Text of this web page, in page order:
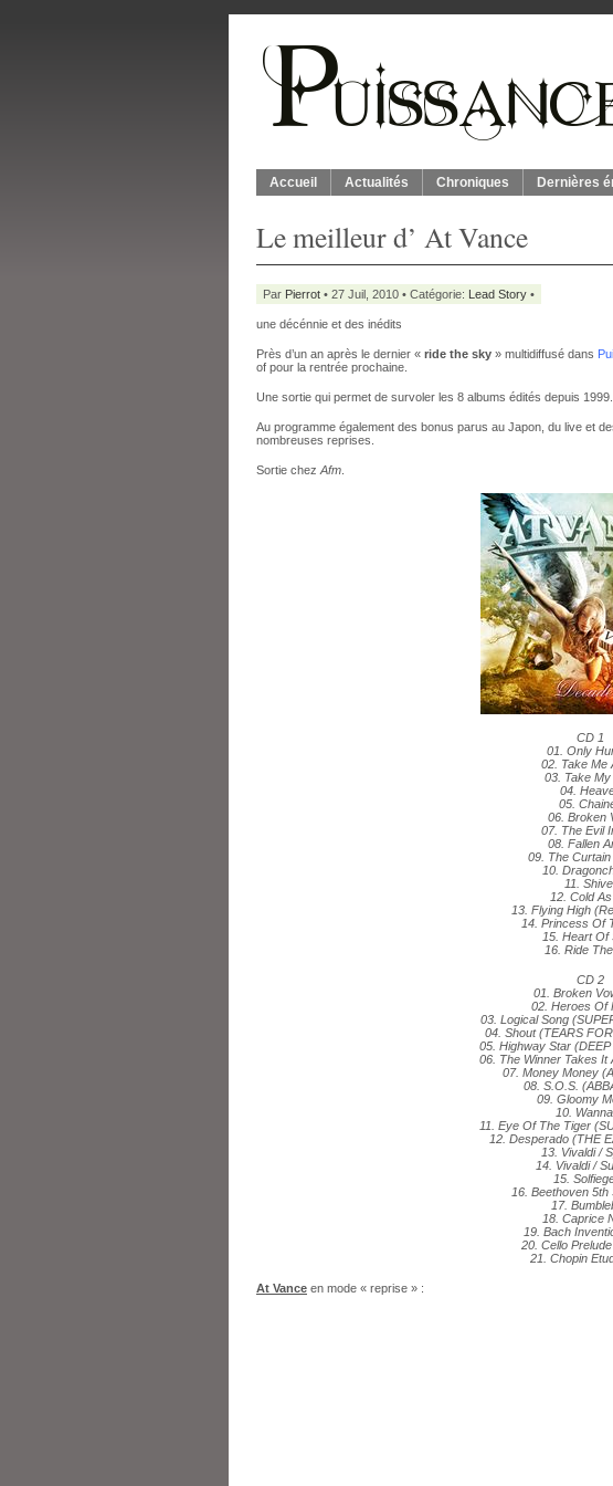
Accueil Actualités Chroniques Dernières
Le meilleur d’ At Vance
Par Pierrot • 27 Juil, 2010 • Catégorie: Lead Story •
une décénnie et des inédits
Près d’un an après le dernier « ride the sky » multidiffusé dans
of pour la rentrée prochaine.
Une sortie qui permet de survoler les 8 albums édités depuis 1999.
Au programme également des bonus parus au Japon, du live et
nombreuses reprises.
Sortie chez Afm
CD 1
01. Only
02. Take Me
03. Take My
04.
05.
06. Broken
07. The Evil
08. Fallen
09. The Curtain
10.
11.
12. Cold
13. Flying High
14. Princess Of
15. Heart Of
16. Ride
CD 2
01. Broken
02. Heroes Of
03. Logical Song
04. Shout (TEARS
05. Highway Star
06. The Winner Takes It
07. Money Money
08. S.O.S.
09. Gloomy
10.
11. Eye Of The Tiger
12. Desperado (THE
13. Vivaldi /
14. Vivaldi /
15.
16. Beethoven 5th
17.
18. Caprice
19. Bach
20. Cello
21. Chopin
At Vance en mode « reprise » :